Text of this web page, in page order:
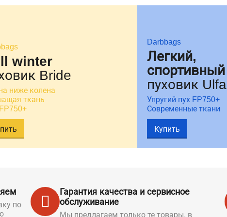
winter
Bride
ниже колена
ткань
Darbbags
Легкий,
спортивный
пуховик Ulfa
Упругий пух FP750+
Современные ткани
Купить
по
Гарантия качества и сервисное
обслуживание
Мы предлагаем только те товары, в